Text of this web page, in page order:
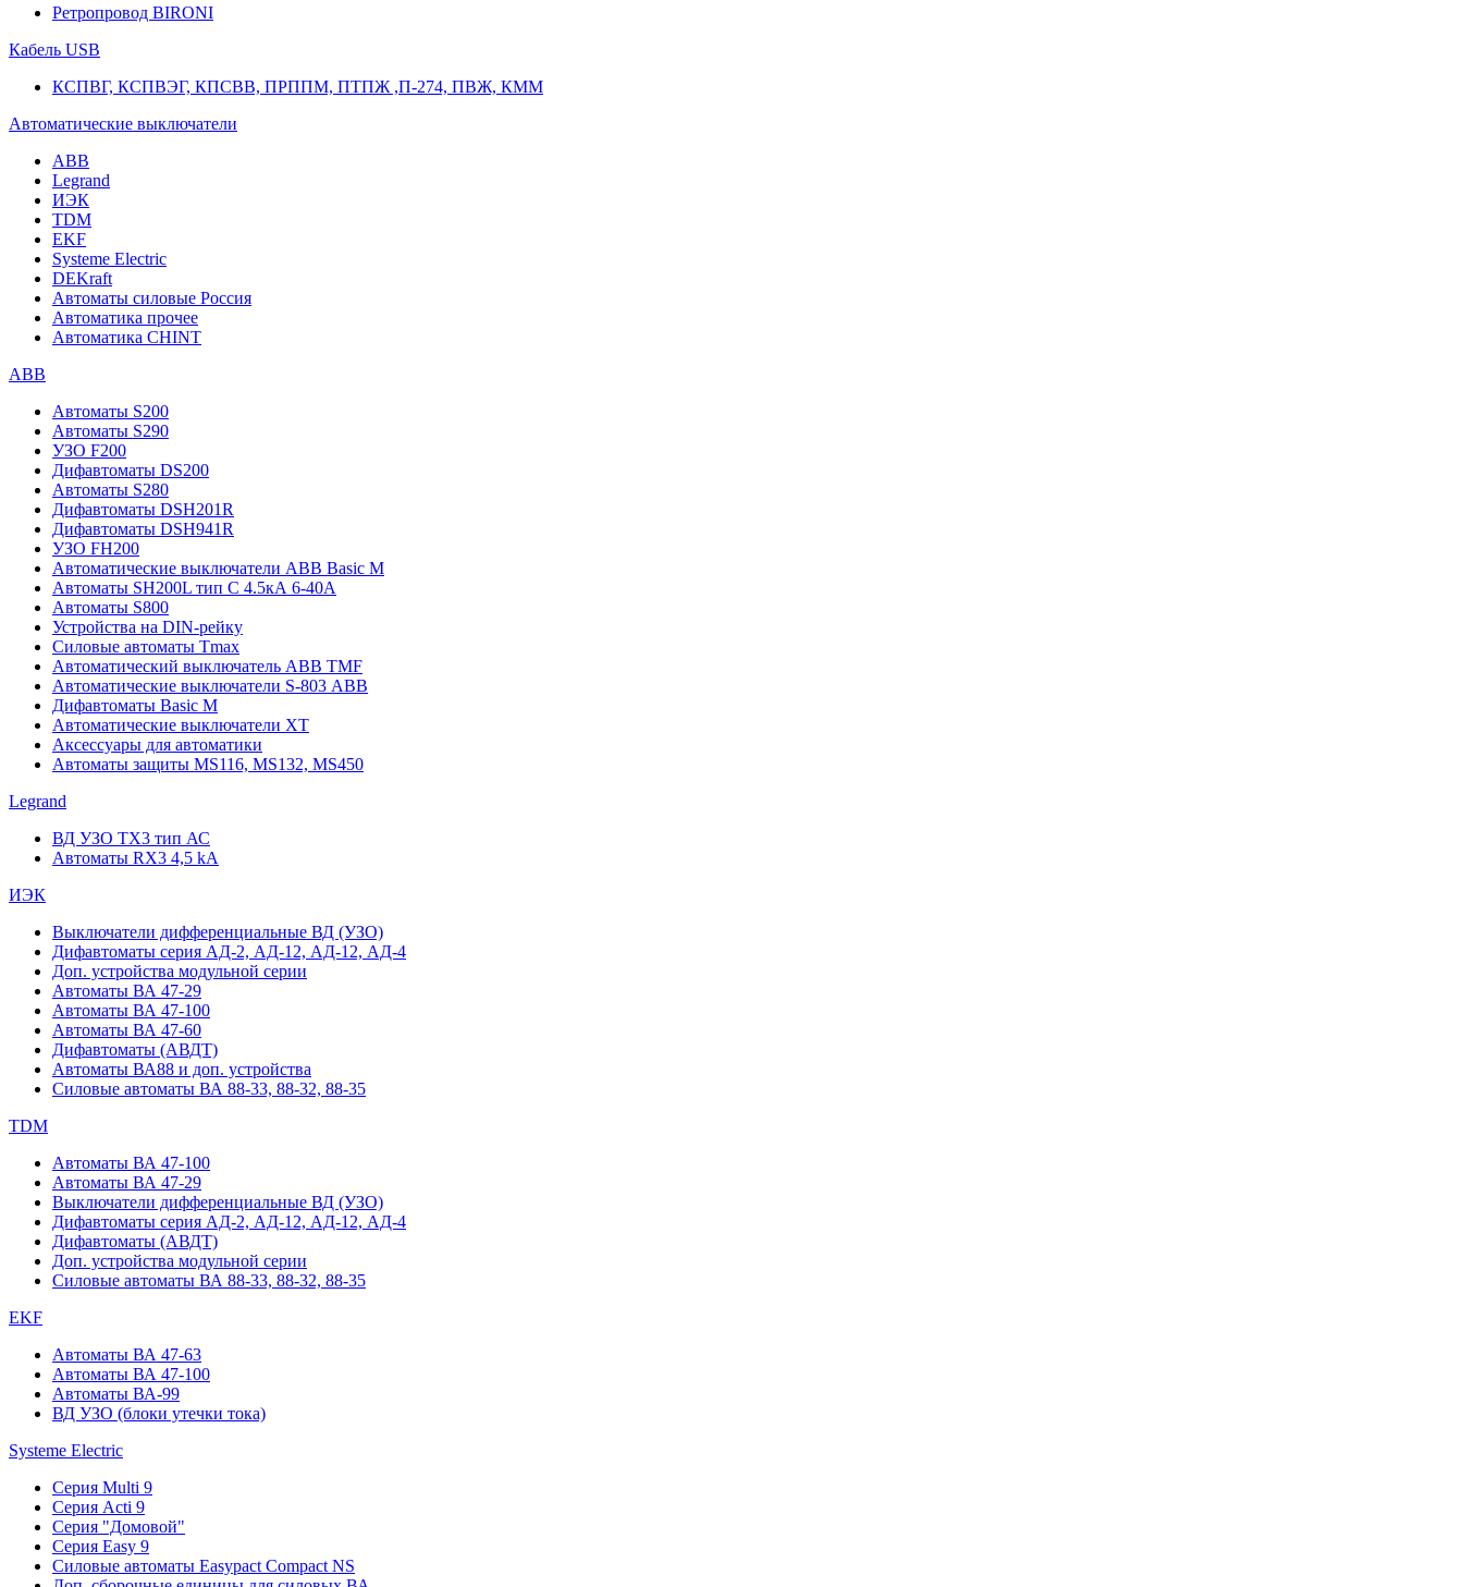
Ретропровод BIRONI
Кабель USB
КСПВГ, КСПВЭГ, КПСВВ, ПРППМ, ПТПЖ ,П-274, ПВЖ, КММ
Автоматические выключатели
ABB
Legrand
ИЭК
TDM
EKF
Systeme Electric
DEKraft
Автоматы силовые Россия
Автоматика прочее
Автоматика CHINT
ABB
Автоматы S200
Автоматы S290
УЗО F200
Дифавтоматы DS200
Автоматы S280
Дифавтоматы DSH201R
Дифавтоматы DSH941R
УЗО FH200
Автоматические выключатели ABB Basic M
Автоматы SH200L тип С 4.5кА 6-40А
Автоматы S800
Устройства на DIN-рейку
Силовые автоматы Tmax
Автоматический выключатель ABB TMF
Автоматические выключатели S-803 АВВ
Дифавтоматы Basic M
Автоматические выключатели XT
Аксессуары для автоматики
Автоматы защиты MS116, MS132, MS450
Legrand
ВД УЗО TX3 тип АС
Автоматы RX3 4,5 kA
ИЭК
Выключатели дифференциальные ВД (УЗО)
Дифавтоматы серия АД-2, АД-12, АД-12, АД-4
Доп. устройства модульной серии
Автоматы ВА 47-29
Автоматы ВА 47-100
Автоматы ВА 47-60
Дифавтоматы (АВДТ)
Автоматы ВА88 и доп. устройства
Силовые автоматы ВА 88-33, 88-32, 88-35
TDM
Автоматы ВА 47-100
Автоматы ВА 47-29
Выключатели дифференциальные ВД (УЗО)
Дифавтоматы серия АД-2, АД-12, АД-12, АД-4
Дифавтоматы (АВДТ)
Доп. устройства модульной серии
Силовые автоматы ВА 88-33, 88-32, 88-35
EKF
Автоматы ВА 47-63
Автоматы ВА 47-100
Автоматы ВА-99
ВД УЗО (блоки утечки тока)
Systeme Electric
Серия Multi 9
Серия Acti 9
Серия "Домовой"
Серия Easy 9
Силовые автоматы Easypact Compact NS